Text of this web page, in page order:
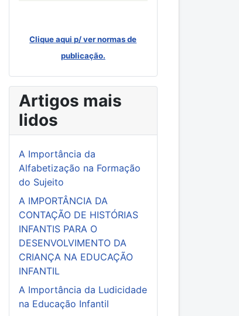
Clique aqui p/ ver normas de
publicação.
Artigos mais
lidos
A Importância da
Alfabetização na Formação
do Sujeito
A IMPORTÂNCIA DA
CONTAÇÃO DE HISTÓRIAS
INFANTIS PARA O
DESENVOLVIMENTO DA
CRIANÇA NA EDUCAÇÃO
INFANTIL
A Importância da Ludicidade
na Educação Infantil